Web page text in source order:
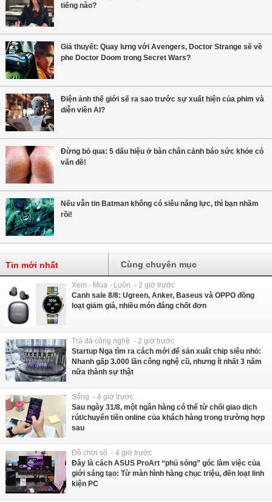
tiếng nào?
Giả thuyết: Quay lưng với Avengers, Doctor Strange sẽ về
phe Doctor Doom trong Secret Wars?
Điện ảnh thế giới sẽ ra sao trước sự xuất hiện của phim và
diễn viên AI?
Đừng bỏ qua: 5 dấu hiệu ở bàn chân cảnh báo sức khỏe có
vấn đề!
Nếu vẫn tin Batman không có siêu năng lực, thì bạn nhầm
rồi!
Tin mới nhất Cùng chuyên mục
Xem - Mua - Luôn - 2 giờ trước
Canh sale 8/8: Ugreen, Anker, Baseus và OPPO đồng
loạt giảm giá, nhiều món đáng chốt đơn
Trà đá công nghệ - 2 giờ trước
Startup Nga tìm ra cách mới để sản xuất chip siêu nhỏ:
Nhanh gấp 3.000 lần công nghệ cũ, nhưng ít nhất 3 năm
nữa thành sự thật
Sống - 4 giờ trước
Sau ngày 31/8, một ngân hàng có thể từ chối giao dịch
rút/chuyển tiền online của khách hàng trong trường hợp
sau
Đồ chơi số - 4 giờ trước
Đây là cách ASUS ProArt “phủ sóng” góc làm việc của
giới sáng tạo: Từ màn hình hàng chục triệu, đến loạt linh
kiện PC